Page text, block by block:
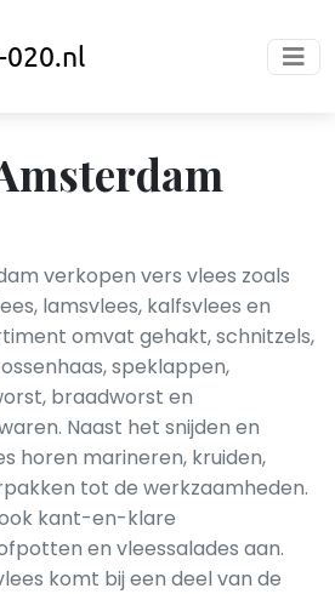
verkopen vers vlees zoals
lamsvlees, kalfsvlees en
omvat gehakt, schnitzels,
speklappen,
braadworst en
Naast het snijden en
horen marineren, kruiden,
tot de werkzaamheden.
kant-en-klare
en vleessalades aan.
komt bij een deel van de